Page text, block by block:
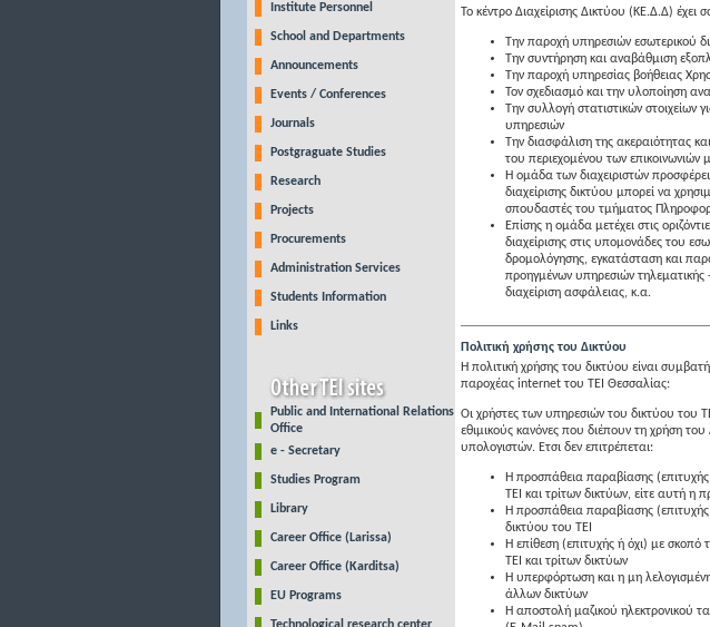
Institute Personnel
School and Departments
Announcements
Events / Conferences
Journals
Postgraguate Studies
Research
Projects
Procurements
Administration Services
Students Information
Links
Public and International Relations
Office
e - Secretary
Studies Program
Library
Career Office (Larissa)
Career Office (Karditsa)
EU Programs
Το κέντρο Διαχείρισης Δικτύου (ΚΕ.Δ.Δ) έχει
Την παροχή υπηρεσιών εσωτερικού
Την συντήρηση και αναβάθμιση
Την παροχή υπηρεσίας βοήθειας
Τον σχεδιασμό και την υλοποίηση
Την συλλογή στατιστικών
υπηρεσιών
Την διασφάλιση της ακεραιότητας
του περιεχομένου των επικοινωνιών
Η ομάδα των διαχειριστών
διαχείρισης δικτύου μπορεί να
σπουδαστές του τμήματος
Επίσης η ομάδα μετέχει στις
διαχείρισης στις υπομονάδες του
δρομολόγησης, εγκατάσταση και
προηγμένων υπηρεσιών
διαχείριση ασφάλειας, κ.α.
Πολιτική χρήσης του Δικτύου
Η πολιτική χρήσης του δικτύου είναι
παροχέας internet του ΤΕΙ Θεσσαλίας:
Οι χρήστες των υπηρεσιών του δικτύου του
εθιμικούς κανόνες που διέπουν τη χρήση
υπολογιστών. Ετσι δεν επιτρέπεται:
Η προσπάθεια παραβίασης
ΤΕΙ και τρίτων δικτύων, είτε αυτή η
Η προσπάθεια παραβίασης
δικτύου του ΤΕΙ
Η επίθεση (επιτυχής ή όχι) με
ΤΕΙ και τρίτων δικτύων
Η υπερφόρτωση και η μη
άλλων δικτύων
H αποστολή μαζικού ηλεκτρονικού